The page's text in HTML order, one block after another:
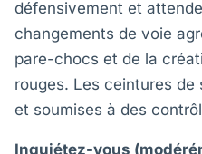
défensivement et
changements de voie
pare-chocs et de la
rouges. Les ceintures
et soumises à des
Inquiétez-vous